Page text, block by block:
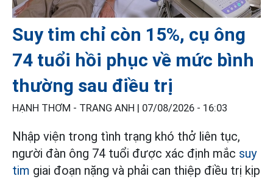
Suy tim chỉ còn 15%, cụ ông
74 tuổi hồi phục về mức bình
thường sau điều trị
HẠNH THƠM - TRANG ANH | 07/08/2026 - 16:03
Nhập viện trong tình trạng khó thở liên tục,
người đàn ông 74 tuổi được xác định mắc suy
tim giai đoạn nặng và phải can thiệp điều trị kịp